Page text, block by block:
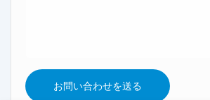
お問い合わせを送る